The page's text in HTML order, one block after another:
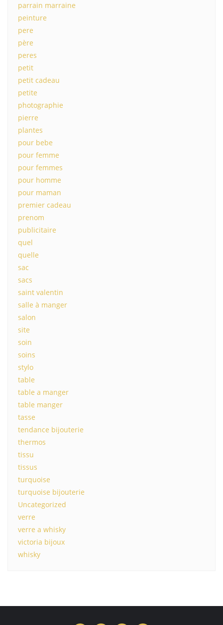
parrain marraine
peinture
pere
père
peres
petit
petit cadeau
petite
photographie
pierre
plantes
pour bebe
pour femme
pour femmes
pour homme
pour maman
premier cadeau
prenom
publicitaire
quel
quelle
sac
sacs
saint valentin
salle à manger
salon
site
soin
soins
stylo
table
table a manger
table manger
tasse
tendance bijouterie
thermos
tissu
tissus
turquoise
turquoise bijouterie
Uncategorized
verre
verre a whisky
victoria bijoux
whisky